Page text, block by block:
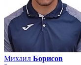
Михаил Борисов